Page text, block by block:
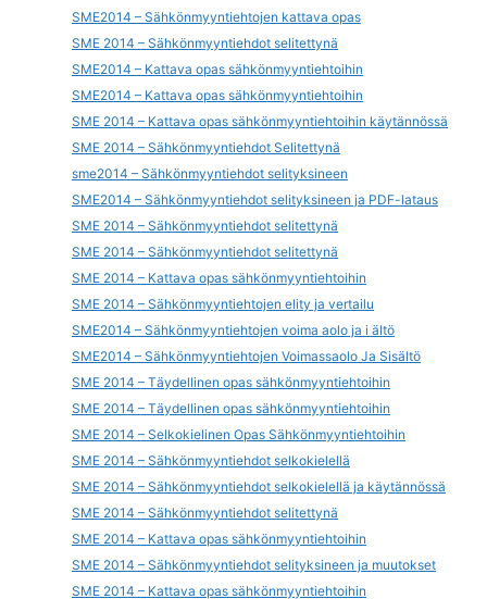
SME2014 – Sähkönmyyntiehtojen kattava opas
SME 2014 – Sähkönmyyntiehdot selitettynä
SME2014 – Kattava opas sähkönmyyntiehtoihin
SME2014 – Kattava opas sähkönmyyntiehtoihin
SME 2014 – Kattava opas sähkönmyyntiehtoihin käytännössä
SME 2014 – Sähkönmyyntiehdot Selitettynä
sme2014 – Sähkönmyyntiehdot selityksineen
SME2014 – Sähkönmyyntiehdot selityksineen ja PDF-lataus
SME 2014 – Sähkönmyyntiehdot selitettynä
SME 2014 – Sähkönmyyntiehdot selitettynä
SME 2014 – Kattava opas sähkönmyyntiehtoihin
SME 2014 – Sähkönmyyntiehtojen elity ja vertailu
SME2014 – Sähkönmyyntiehtojen voima aolo ja i ältö
SME2014 – Sähkönmyyntiehtojen Voimassaolo Ja Sisältö
SME 2014 – Täydellinen opas sähkönmyyntiehtoihin
SME 2014 – Täydellinen opas sähkönmyyntiehtoihin
SME 2014 – Selkokielinen Opas Sähkönmyyntiehtoihin
SME 2014 – Sähkönmyyntiehdot selkokielellä
SME 2014 – Sähkönmyyntiehdot selkokielellä ja käytännössä
SME 2014 – Sähkönmyyntiehdot selitettynä
SME 2014 – Kattava opas sähkönmyyntiehtoihin
SME 2014 – Sähkönmyyntiehdot selityksineen ja muutokset
SME 2014 – Kattava opas sähkönmyyntiehtoihin